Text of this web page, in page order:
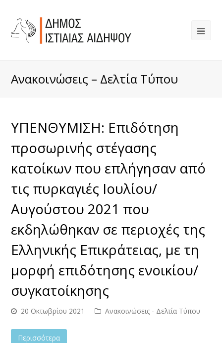
Ανακοινώσεις – Δελτία Τύπου
ΥΠΕΝΘΥΜΙΣΗ: Επιδότηση
προσωρινής στέγασης
κατοίκων που επλήγησαν από
τις πυρκαγιές Ιουλίου/
Αυγούστου 2021 που
εκδηλώθηκαν σε περιοχές της
Ελληνικής Επικράτειας, με τη
μορφή επιδότησης ενοικίου/
συγκατοίκησης
20 Οκτωβρίου 2021 Ανακοινώσεις - Δελτία Τύπου
Περισσότερα